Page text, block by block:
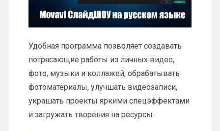
Удобная программа позволяет создавать
потрясающие работы из личных видео,
фото, музыки и коллажей, обрабатывать
фотоматериалы, улучшать видеозаписи,
украшать проекты яркими спецэффектами
и загружать творения на ресурсы.